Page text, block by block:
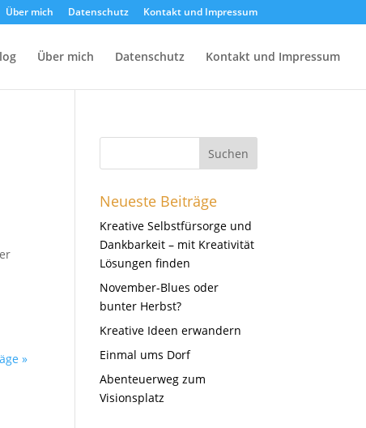
Über mich Datenschutz Kontakt und Impressum
Über mich Datenschutz Kontakt und Impressum
»
Neueste Beiträge
Kreative Selbstfürsorge und
Dankbarkeit – mit Kreativität
Lösungen finden
November-Blues oder
bunter Herbst?
Kreative Ideen erwandern
Einmal ums Dorf
Abenteuerweg zum
Visionsplatz